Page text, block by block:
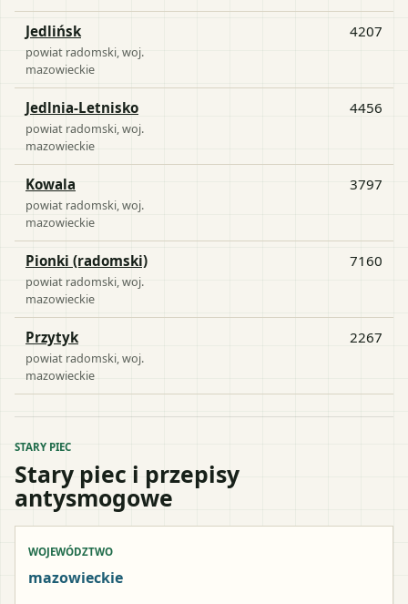
Jedlińsk
powiat radomski , woj.
mazowieckie
4207
Jedlnia-Letnisko
powiat radomski , woj.
mazowieckie
4456
Kowala
powiat radomski , woj.
mazowieckie
3797
Pionki (radomski)
powiat radomski , woj.
mazowieckie
7160
Przytyk
powiat radomski , woj.
mazowieckie
2267
STARY PIEC
Stary piec i przepisy
antysmogowe
WOJEWÓDZTWO
mazowieckie